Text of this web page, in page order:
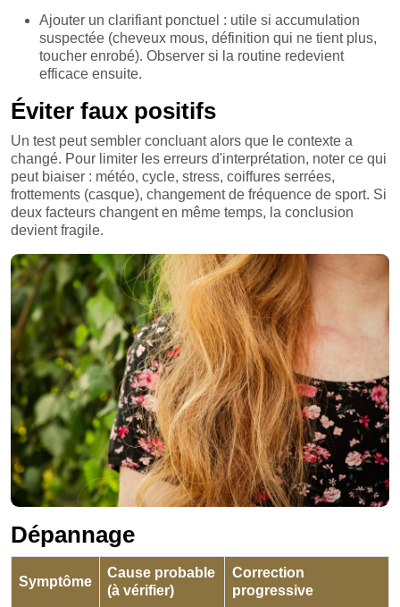
Ajouter un clarifiant ponctuel : utile si accumulation
suspectée (cheveux mous, définition qui ne tient plus,
toucher enrobé). Observer si la routine redevient
efficace ensuite.
Éviter faux positifs
Un test peut sembler concluant alors que le contexte a
changé. Pour limiter les erreurs d'interprétation, noter ce qui
peut biaiser : météo, cycle, stress, coiffures serrées,
frottements (casque), changement de fréquence de sport. Si
deux facteurs changent en même temps, la conclusion
devient fragile.
Dépannage
Symptôme
Cause probable
(à vérifier)
Correction
progressive